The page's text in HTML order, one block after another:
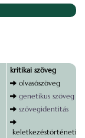
kritikai szöveg
olvasószöveg
genetikus szöveg
szövegidentitás
keletkezéstörténeti